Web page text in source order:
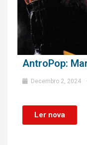
AntroPop:
Decembro 2, 2024
Ler nova